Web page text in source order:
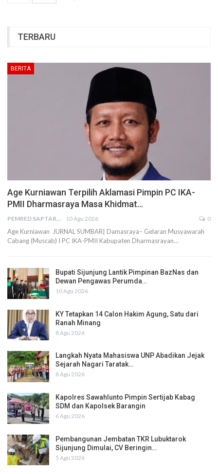
TERBARU
BERITA
Age Kurniawan Terpilih Aklamasi Pimpin PC IKA-
PMII Dharmasraya Masa Khidmat…
PEMRED SAPTARIUS 10 Agu 2026 0
Age Kurniawan JURNAL SUMBAR| Damasraya– Gelaran Musyawarah
Cabang (Muscab) I PC IKA-PMII Kabupaten Dharmasrayan…
Bupati Sijunjung Lantik Pimpinan BazNas dan
Dewan Pengawas Perumda…
10 Agu 2026
KY Tetapkan 14 Calon Hakim Agung, Satu dari
Ranah Minang
8 Agu 2026
Langkah Nyata Mahasiswa UNP Abadikan Jejak
Sejarah Nagari Taratak…
8 Agu 2026
Kapolres Sawahlunto Pimpin Sertijab Kabag
SDM dan Kapolsek Barangin
6 Agu 2026
Pembangunan Jembatan TKR Lubuktarok
Sijunjung Dimulai, CV Beringin…
5 Agu 2026